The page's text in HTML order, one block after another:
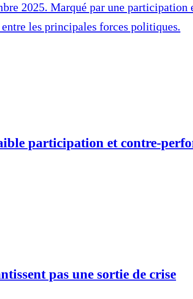
2025. Marqué par une participation
les principales forces politiques.
participation et contre-
pas une sortie de crise